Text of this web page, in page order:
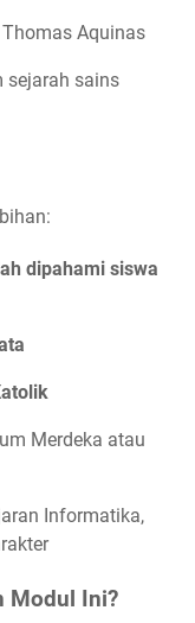
Thomas Aquinas
sejarah sains
dipahami siswa
Merdeka atau
Informatika,
Modul Ini?